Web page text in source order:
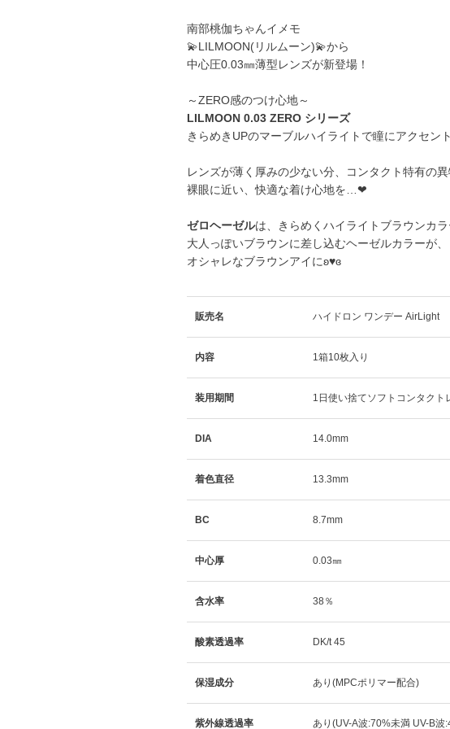
南部桃伽ちゃんイメモ
💫LILMOON(リルムーン)💫から
中心圧0.03㎜薄型レンズが新登場！
～ZERO感のつけ心地～
LILMOON 0.03 ZERO シリーズ
きらめきUPのマーブルハイライトで瞳にアクセント
レンズが薄く厚みの少ない分、コンタクト特有の
裸眼に近い、快適な着け心地を…❤
ゼロヘーゼルは、きらめくハイライトブラウンカ
大人っぽいブラウンに差し込むヘーゼルカラーが、
オシャレなブラウンアイにʚ♥ɞ
販売名 ハイドロン ワンデー AirLight
内容 1箱10枚入り
装用期間 1日使い捨てソフトコンタクト
DIA 14.0mm
着色直径 13.3mm
BC 8.7mm
中心厚 0.03㎜
含水率 38％
酸素透過率 DK/t 45
保湿成分 あり(MPCポリマー配合)
紫外線透過率 あり(UV-A波:70%未満 UV-B波